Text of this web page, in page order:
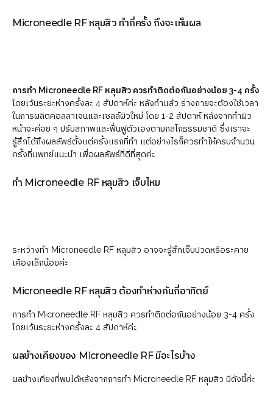
Microneedle RF หลุมสิว ทำกี่ครั้ง ถึงจะเห็นผล
การทำ Microneedle RF หลุมสิว ควรทำติดต่อกันอย่างน้อย 3-4 ครั้ง
โดยเว้นระยะห่างครั้งละ 4 สัปดาห์ค่ะ หลังทำแล้ว ร่างกายจะต้องใช้เวลา
ในการผลิตคอลลาเจนและเซลล์ผิวใหม่ โดย 1-2 สัปดาห์ หลังจากทำผิว
หน้าจะค่อย ๆ ปรับสภาพและฟื้นฟูตัวเองตามกลไกธรรมชาติ ซึ่งเราจะ
รู้สึกได้ถึงผลลัพธ์ตั้งแต่ครั้งแรกที่ทำ แต่อย่างไรก็ควรทำให้ครบจำนวน
ครั้งที่แพทย์แนะนำ เพื่อผลลัพธ์ที่ดีที่สุดค่ะ
ทำ Microneedle RF หลุมสิว เจ็บไหม
ระหว่างทำ Microneedle RF หลุมสิว อาจจะรู้สึกเจ็บปวดหรือระคาย
เคืองเล็กน้อยค่ะ
Microneedle RF หลุมสิว ต้องทำห่างกันกี่อาทิตย์
การทำ Microneedle RF หลุมสิว ควรทำติดต่อกันอย่างน้อย 3-4 ครั้ง
โดยเว้นระยะห่างครั้งละ 4 สัปดาห์ค่ะ
ผลข้างเคียงของ Microneedle RF มีอะไรบ้าง
ผลข้างเคียงที่พบได้หลังจากการทำ Microneedle RF หลุมสิว มีดังนี้ค่ะ